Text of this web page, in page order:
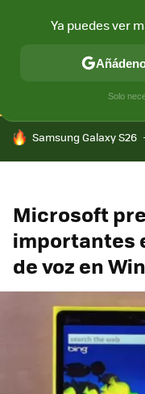
CONECTIVIDAD
HOY SE HABLA DE
Samsung Galaxy S26
Microsoft
importantes
de voz en
Ya puedes ver
Solo